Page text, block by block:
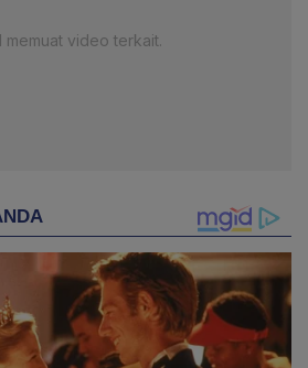
memuat video terkait.